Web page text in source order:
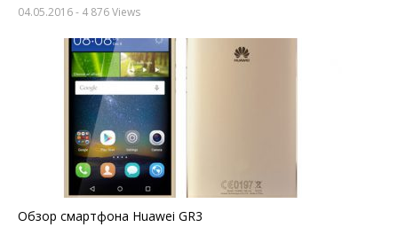
04.05.2016- 4 876 Views
Обзор смартфона Huawei GR3